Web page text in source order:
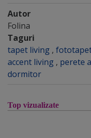
Autor
Folina
Taguri
tapet living ,
accent living , perete
dormitor
Top vizualizate